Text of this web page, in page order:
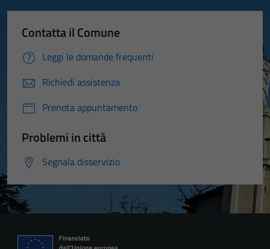
Contatta il Comune
Leggi le domande frequenti
Richiedi assistenza
Prenota appuntamento
Problemi in città
Segnala disservizio